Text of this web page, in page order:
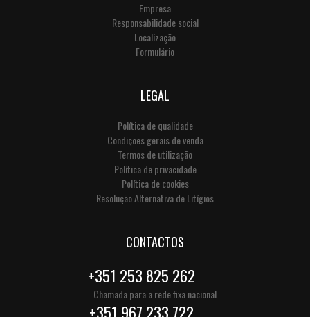
Empresa
Responsabilidade social
Localização
Formulário
LEGAL
Política de qualidade
Condições gerais de venda
Termos de utilização
Política de privacidade
Política de cookies
Resolução Alternativa de Litígios
CONTACTOS
+351 253 825 262
Chamada para a rede fixa nacional
+351 967 233 722